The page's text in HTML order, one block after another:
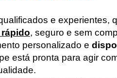
e experientes,
, seguro e sem
personalizado e
está pronta para agir